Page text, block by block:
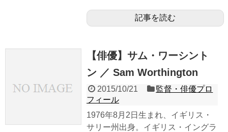
記事を読む
【俳優】サム・ワーシント
ン ／ Sam Worthington
2015/10/21
監督・俳優プロ
フィール
1976年8月2日生まれ、イギリス・
サリー州出身。イギリス・イングラ